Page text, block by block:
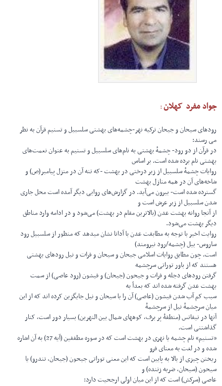
جواد مفرد کهلان:
رودهای سیحان و جیحان ترکیه نهر-چشمه‌های بهشتی سلسبیل و تسنیم قرآن به نظر
می رسند:
در قرآن از دو رود- چشمهٔ بهشتی به نام‌های سلسبیل و تسنیم به عنوان نعمت‌های
بهشتی نام برده شده است. بر اساس
روایات چشمهٔ سلسبیل از زیر درختی در بهشت -که تنه آن در منزل پیامبر(ص) و
شاخه‌های آن در همه منازل بهشت
گسترده شده است- بیرون می‌آید. در گزارش‌های روایی دیگر آمده است محل جاری
شدن سلسبیل از زیر عرش است و
از آنجا روانه بهشت عدن (بالاترین مقام در بهشت) می‌شود و در ادامه وارد مناطق
دیگر بهشت‌ می‌شود.
روایت اخیر با توجه به مطابقت عدن با آدانا نشان میدهد که منظور از سلسبیل رود
ساروس- بیل (چشمه/رود نیرومند)
است. چون مطابق روایات اسلامی جیحان و سیحان و فرات و نیل رودهای بهشتی
هستند که از باور توراتی سرچشمه
گرفتن رودهای دجله و فرات و جیحون (جیحان) و فیشون (رود عاصی) از سمت
بهشت عدن گرفته شده اند که بعداّ به
سبب کم آب شدن فیشون (عاصی) آن را با سیحان و نیل جایگزین کرده اند که از این
میان سرچشمهٔ نیل از سرچشمهٔ
آنها در نیفاتس (منطقۀ پر برف، کوههای شمال بین النهرین) بسیار دور است، کنار
گذاشتنی است.
«تسنیم» نام چشمه یا نهری در بهشت است که در سوره مطففین (آیه 27) به آن اشاره
شده و در لغت به معنای فرو
ریختن چیزی از بالا به پایین است که این معنی توراتی جیحون (جیحان، تندرو) یا
سیحون (سیحان، ضربه زننده) و
عاصی (سرکش) است که از این میان اولی ارجحیت دارد: